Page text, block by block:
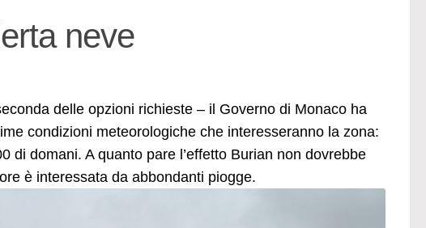
neve
delle opzioni richieste – il Governo di Monaco ha
condizioni meteorologiche che interesseranno la zona:
di domani. A quanto pare l’effetto Burian non dovrebbe
è interessata da abbondanti piogge.